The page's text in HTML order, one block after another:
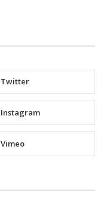
Twitter
Instagram
Vimeo